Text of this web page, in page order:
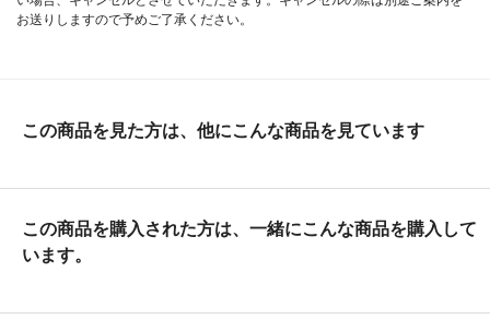
お送りしますので予めご了承ください。
この商品を見た方は、他にこんな商品を見ています
この商品を購入された方は、一緒にこんな商品を購入して
います。